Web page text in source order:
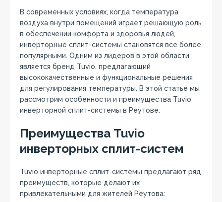
В современных условиях, когда температура
воздуха внутри помещений играет решающую роль
в обеспечении комфорта и здоровья людей,
инверторные сплит-системы становятся все более
популярными. Одним из лидеров в этой области
является бренд Tuvio, предлагающий
высококачественные и функциональные решения
для регулирования температуры. В этой статье мы
рассмотрим особенности и преимущества Tuvio
инверторной сплит-системы в Реутове.
Преимущества Tuvio
инверторных сплит-систем
Tuvio инверторные сплит-системы предлагают ряд
преимуществ, которые делают их
привлекательными для жителей Реутова: